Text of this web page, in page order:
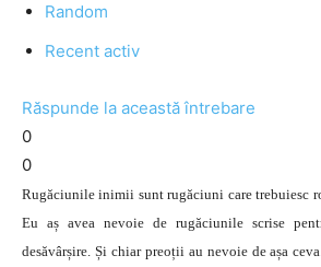
Random
Recent activ
Răspunde la această întrebare
0
0
Rugăciunile inimii sunt rugăciuni care trebuiesc
Eu aș avea nevoie de rugăciunile scrise
desăvârșire. Și chiar preoții au nevoie de așa